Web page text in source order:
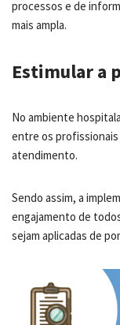
processos e de
mais ampla.
Estimular a
No ambiente
entre os
atendimento.
Sendo assim, a
engajamento de
sejam aplicadas de